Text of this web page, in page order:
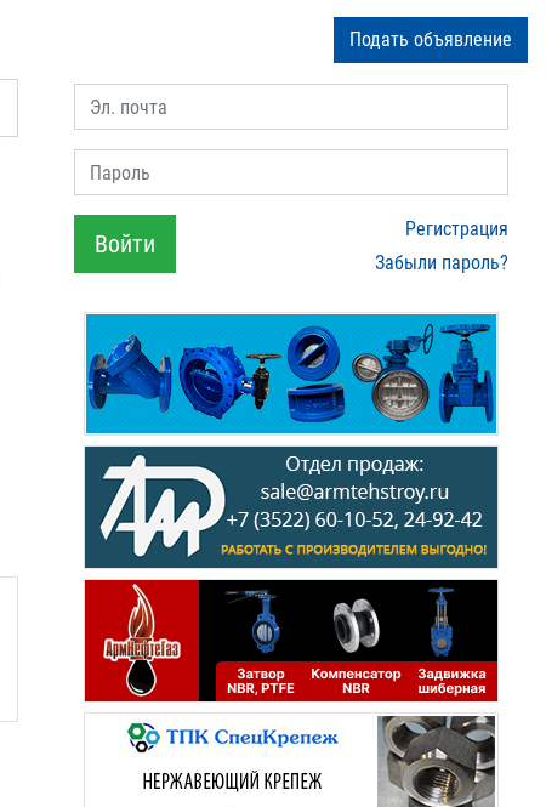
Подать объявление
Эл. почта
Пароль
Войти
Регистрация
Забыли пароль?